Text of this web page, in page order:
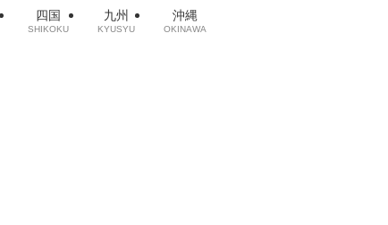
四国
SHIKOKU
九州
KYUSYU
沖縄
OKINAWA